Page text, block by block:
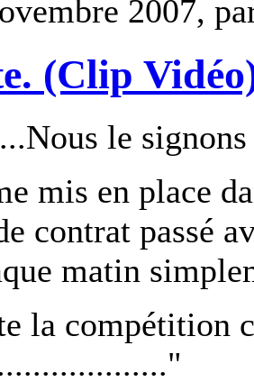
2007,
(Clip
le
mis en place
contrat passé
matin
la compétition